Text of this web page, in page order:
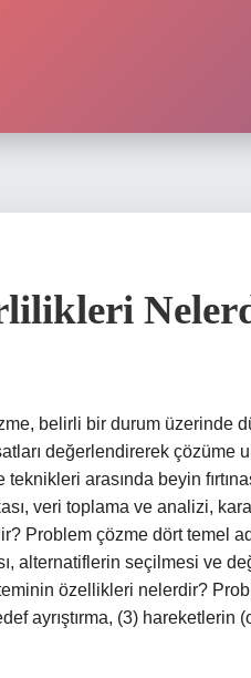
belirli bir durum üzerinde
değerlendirerek çözüme
arasında beyin
veri toplama ve analizi,
Problem çözme dört temel
alternatiflerin seçilmesi ve
özellikleri nelerdir?
ayrıştırma, (3) hareketlerin